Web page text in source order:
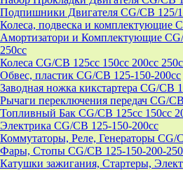
Подпишники Двигателя CG/CB 125/
Колеса, подвеска и комплектующие
Амортизатори и Комплектующие
250cc
Колеса CG/CB 125cc 150cc 200cc
Обвес, пластик CG/CB 125-150-200cc
Заводная ножка кикстартера CG/CB
Рычаги переключения передач CG/
Топливный Бак CG/CB 125cc 150cc
Электрика CG/CB 125-150-200cc
Коммутаторы, Реле, Генераторы CG/
Фары, Стопы CG/CB 125-150-200-
Катушки зажигания, Стартеры,